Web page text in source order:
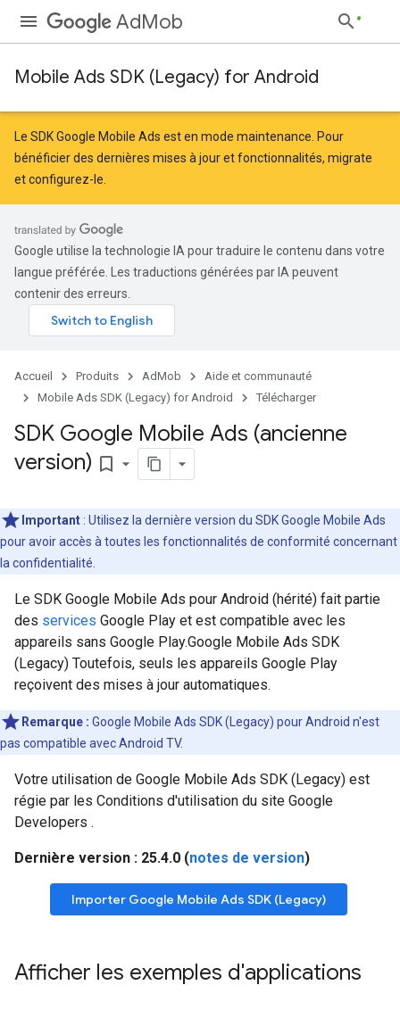
AdMob
Mobile Ads SDK (Legacy) for Android
Le SDK Google Mobile Ads est en mode maintenance. Pour
bénéficier des dernières mises à jour et fonctionnalités, migrate
etconfigurez-le
Google utilise la technologie IA pour traduire le contenu dans votre
langue préférée. Les traductions générées par IA peuvent
contenir des erreurs.
Accueil Produits AdMob
Aide et communauté
Mobile Ads SDK (Legacy) for Android
Télécharger
SDK Google Mobile Ads (ancienne
version) bookmark_border
Important : Utilisez la dernière version du SDK Google Mobile Ads
pour avoir accès à toutes les fonctionnalités de conformité concernant
la confidentialité.
Le SDK Google Mobile Ads pour Android (hérité) fait partie
des services Google Play et est compatible avec les
appareils sans Google Play.Google Mobile Ads SDK
(Legacy) Toutefois, seuls les appareils Google Play
reçoivent des mises à jour automatiques.
Remarque : Google Mobile Ads SDK (Legacy) pour Android n'est
pas compatible avec Android TV.
Votre utilisation de Google Mobile Ads SDK (Legacy) est
régie par les Conditions d'utilisation du site Google
Developers .
Dernière version : 25.4.0 (notes de version)
Importer Google Mobile Ads SDK (Legacy)
Afficher les exemples d'applications